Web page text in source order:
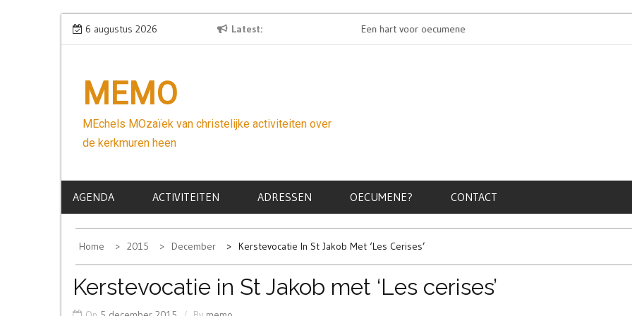
Skip
to
6 augustus 2026 Latest
Wees niet bang Een hart voor oecumene
MEMO
MEchels MOzaïek van christelijke activiteiten over
de kerkmuren heen
AGENDA ACTIVITEITEN ADRESSEN OECUMENE? CONTACT
Home 2015 December Kerstevocatie In St Jakob Met ‘Les Cerises’
Kerstevocatie in St Jakob met ‘Les cerises’